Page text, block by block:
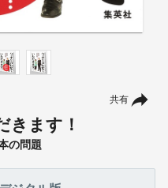
共有
きます！
の問題